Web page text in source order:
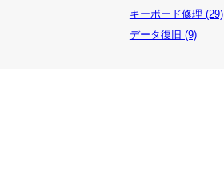
キーボード修理 (29)
データ復旧 (9)